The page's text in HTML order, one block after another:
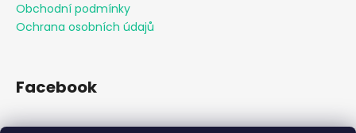
Obchodní podmínky
Ochrana osobních údajů
Facebook